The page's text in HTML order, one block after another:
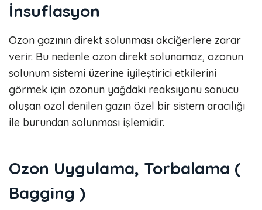
İnsuflasyon
Ozon gazının direkt solunması akciğerlere zarar
verir. Bu nedenle ozon direkt solunamaz, ozonun
solunum sistemi üzerine iyileştirici etkilerini
görmek için ozonun yağdaki reaksiyonu sonucu
oluşan ozol denilen gazın özel bir sistem aracılığı
ile burundan solunması işlemidir.
Ozon Uygulama, Torbalama (
Bagging )